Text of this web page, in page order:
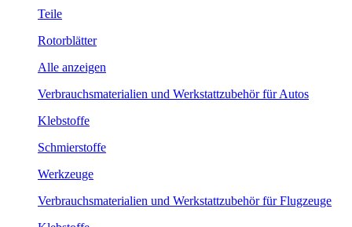
Teile
Rotorblätter
Alle anzeigen
Verbrauchsmaterialien und Werkstattzubehör für Autos
Klebstoffe
Schmierstoffe
Werkzeuge
Verbrauchsmaterialien und Werkstattzubehör für Flugzeuge